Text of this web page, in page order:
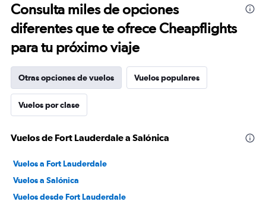
Consulta miles de opciones
diferentes que te ofrece Cheapflights
para tu próximo viaje
Otras opciones de vuelos Vuelos populares
Vuelos por clase
Vuelos de Fort Lauderdale a Salónica
Vuelos a Fort Lauderdale
Vuelos a Salónica
Vuelos desde Fort Lauderdale